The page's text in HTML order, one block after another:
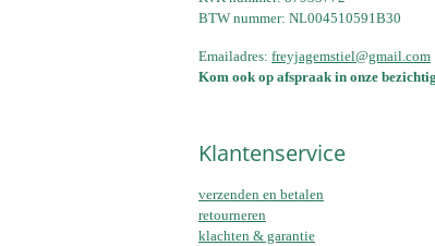
BTW nummer: NL004510591B30
Emailadres: freyjagemstiel@gmail.com
Kom ook op afspraak in onze
Klantenservice
verzenden en betalen
retourneren
klachten & garantie